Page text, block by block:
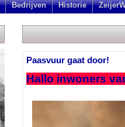
Bedrijven Historie
Paasvuur gaat door!
Hallo inwoners